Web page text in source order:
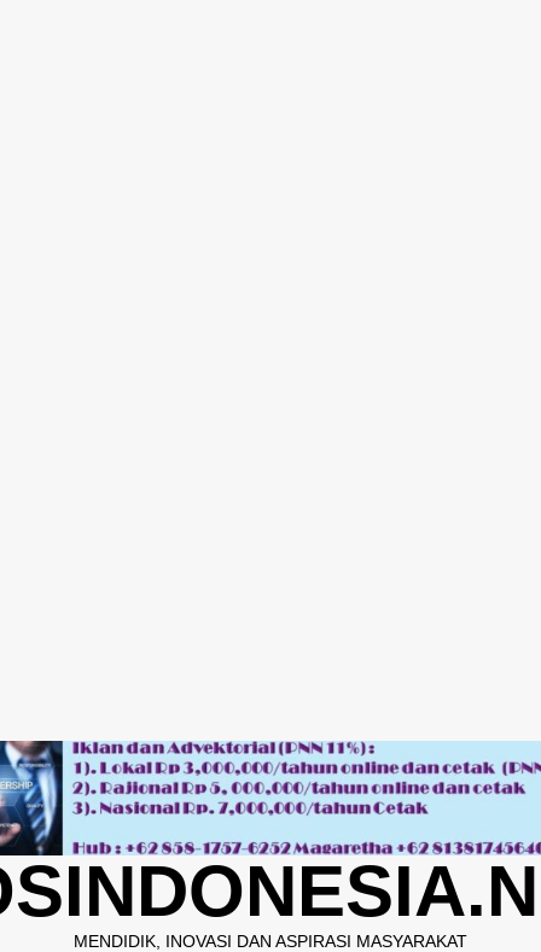
to
content
MENDIDIK, INOVASI DAN ASPIRASI MASYARAKAT